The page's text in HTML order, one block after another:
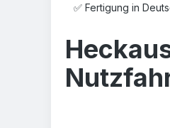
✅ Fertigung in